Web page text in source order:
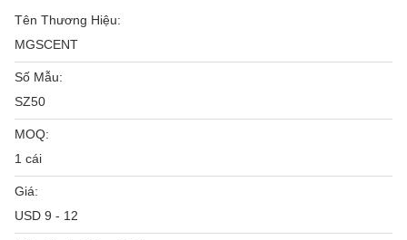
Tên Thương Hiệu:
MGSCENT
Số Mẫu:
SZ50
MOQ:
1 cái
Giá:
USD 9 - 12